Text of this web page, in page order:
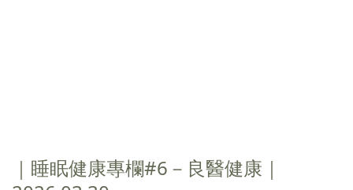
｜睡眠健康專欄#6－良醫健康｜